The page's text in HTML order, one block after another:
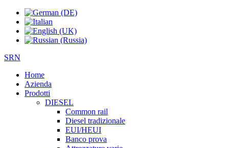
SRN
Home
Azienda
Prodotti
DIESEL
Common rail
Diesel tradizionale
EUI/HEUI
Banco prova